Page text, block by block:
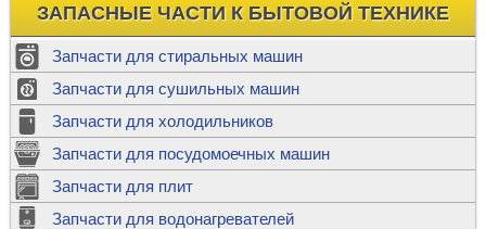
ЗАПАСНЫЕ ЧАСТИ К БЫТОВОЙ ТЕХНИКЕ
Запчасти для стиральных машин
Запчасти для сушильных машин
Запчасти для холодильников
Запчасти для посудомоечных машин
Запчасти для плит
Запчасти для водонагревателей